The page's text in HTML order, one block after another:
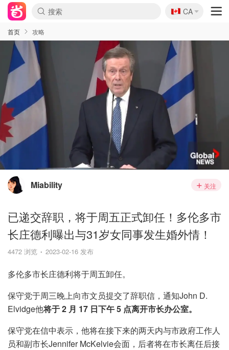
🇨🇦
CA
首页 攻略
Miability 关注
已递交辞职，将于周五正式卸任！多伦多市
长庄德利曝出与31岁女同事发生婚外情！
4472 浏览 2023-02-16 发布
多伦多市长庄德利将于周五卸任。
保守党于周三晚上向市文员提交了辞职信，通知John D.
Elvidge他将于 2 月 17 日下午 5 点离开市长办公室。
保守党在信中表示，他将在接下来的两天内与市政府工作人
员和副市长Jennifer McKelvie会面，后者将在市长离任后接